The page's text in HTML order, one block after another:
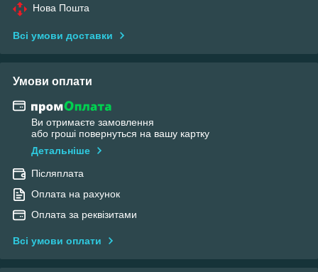
Нова Пошта
Всі умови доставки
Умови оплати
Ви отримаєте замовлення
або гроші повернуться на вашу картку
Детальніше
Післяплата
Оплата на рахунок
Оплата за реквізитами
Всі умови оплати